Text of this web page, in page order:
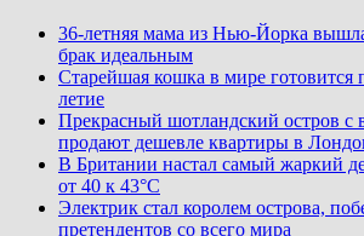
36-летняя мама из Нью-Йорка
брак идеальным
Старейшая кошка в мире готовится
летие
Прекрасный шотландский остров
продают дешевле квартиры в
В Британии настал самый жаркий
от 40 к 43°C
Электрик стал королем острова,
претендентов со всего мира